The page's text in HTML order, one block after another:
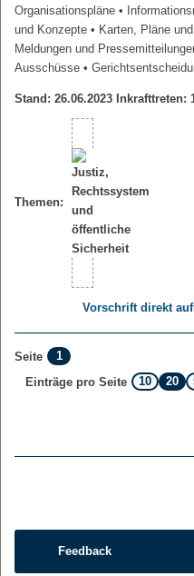
Organisationspläne •
und Konzepte • Karten, Pläne
Meldungen und
Ausschüsse •
Stand: 26.06.2023 Inkrafttreten:
Themen:
Vorschrift direkt
Seite
1
Einträge pro Seite
10 20
Feedback